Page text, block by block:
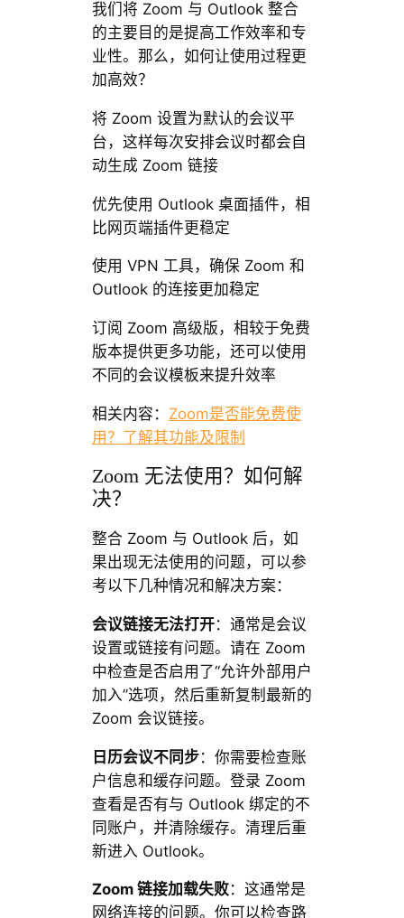
我们将 Zoom 与 Outlook 整合
的主要目的是提高工作效率和专
业性。那么，如何让使用过程更
加高效？
将 Zoom 设置为默认的会议平
台，这样每次安排会议时都会自
动生成 Zoom 链接
优先使用 Outlook 桌面插件，相
比网页端插件更稳定
使用 VPN 工具，确保 Zoom 和
Outlook 的连接更加稳定
订阅 Zoom 高级版，相较于免费
版本提供更多功能，还可以使用
不同的会议模板来提升效率
相关内容： Zoom是否能免费使
用？了解其功能及限制
Zoom 无法使用？如何解
决？
整合 Zoom 与 Outlook 后，如
果出现无法使用的问题，可以参
考以下几种情况和解决方案：
会议链接无法打开：通常是会议
设置或链接有问题。请在 Zoom
中检查是否启用了“允许外部用户
加入”选项，然后重新复制最新的
Zoom 会议链接。
日历会议不同步：你需要检查账
户信息和缓存问题。登录 Zoom
查看是否有与 Outlook 绑定的不
同账户，并清除缓存。清理后重
新进入 Outlook。
Zoom 链接加载失败：这通常是
网络连接的问题。你可以检查路